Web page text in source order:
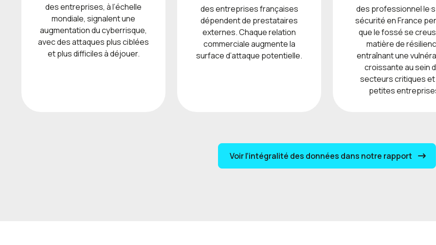
des entreprises, à l’échelle
mondiale, signalent une
augmentation du cyberrisque,
avec des attaques plus ciblées
et plus difficiles à déjouer.
des entreprises françaises
dépendent de prestataires
externes. Chaque relation
commerciale augmente la
surface d’attaque potentielle.
des
sécurité en France
que le fossé se
matière de
entraînant une
croissante au sein
secteurs critiques et
petites
Voir l’intégralité des données dans notre rapport